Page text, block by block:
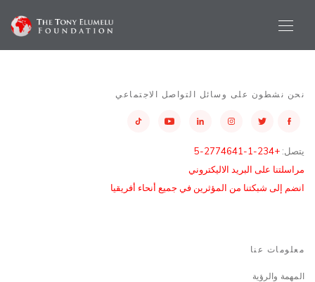
نحن نشطون على وسائل التواصل الاجتماعي
يتصل: +234-1-2774641-5
مراسلتنا على البريد الاليكتروني
انضم إلى شبكتنا من المؤثرين في جميع أنحاء أفريقيا
معلومات عنا
المهمة والرؤية